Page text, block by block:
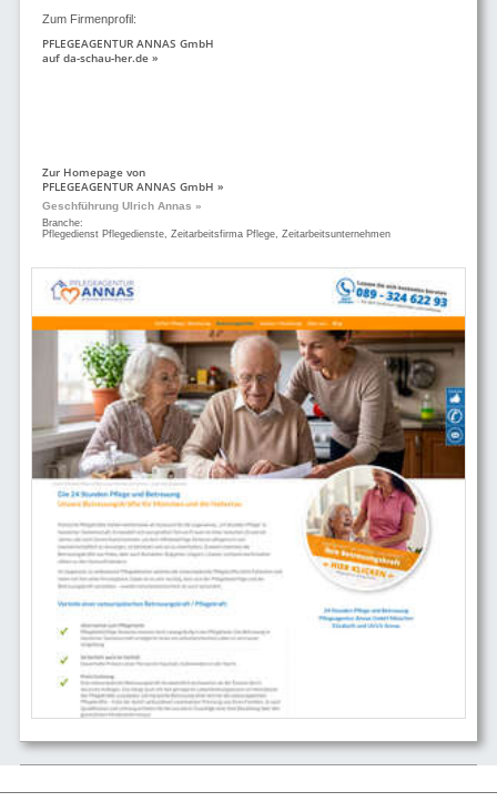
Zum Firmenprofil:
PFLEGEAGENTUR ANNAS GmbH
auf da-schau-her.de »
Zur Homepage von
PFLEGEAGENTUR ANNAS GmbH »
Geschführung Ulrich Annas »
Branche:
Pflegedienst Pflegedienste, Zeitarbeitsfirma Pflege, Zeitarbeitsunternehmen